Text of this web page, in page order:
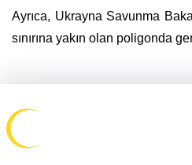
Ayrıca, Ukrayna Savunma
sınırına yakın olan poligonda